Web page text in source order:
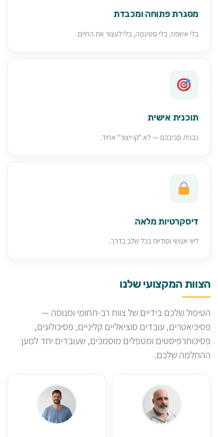
מסגרת פתוחה ומכבדת
בלי אשפוז, בלי סטיגמה, בלי לעצור את החיים.
תוכנית אישית
נבנית סביבכם — לא "קו ייצור" אחיד.
דיסקרטיות מלאה
ליווי אנושי וסודיות בכל שלב בדרך.
הצוות המקצועי שלנו
הטיפול שלכם בידיים של צוות רב-תחומי ומנוסה —
פסיכיאטרים, עובדים סוציאליים קליניים, פסיכולוגים,
פסיכותרפיסטים ומטפלים מוסמכים, שעובדים יחד למען
ההחלמה שלכם.